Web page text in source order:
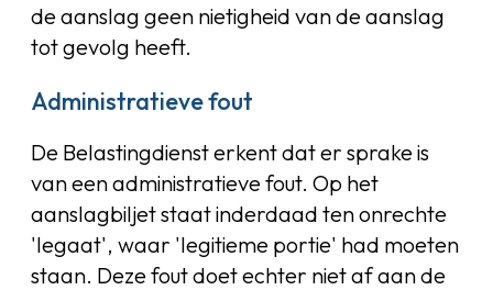
de aanslag geen nietigheid van de aanslag
tot gevolg heeft.
Administratieve fout
De Belastingdienst erkent dat er sprake is
van een administratieve fout. Op het
aanslagbiljet staat inderdaad ten onrechte
'legaat', waar 'legitieme portie' had moeten
staan. Deze fout doet echter niet af aan de